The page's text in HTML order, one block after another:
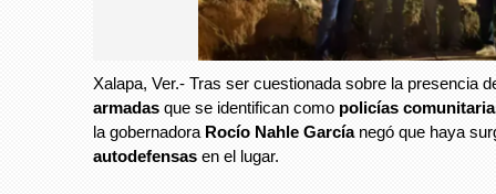
Xalapa, Ver.- Tras ser cuestionada sobre la presencia
armadas que se identifican como policías
la gobernadora Rocío Nahle Garcíanegó que haya
autodefensas en el lugar.